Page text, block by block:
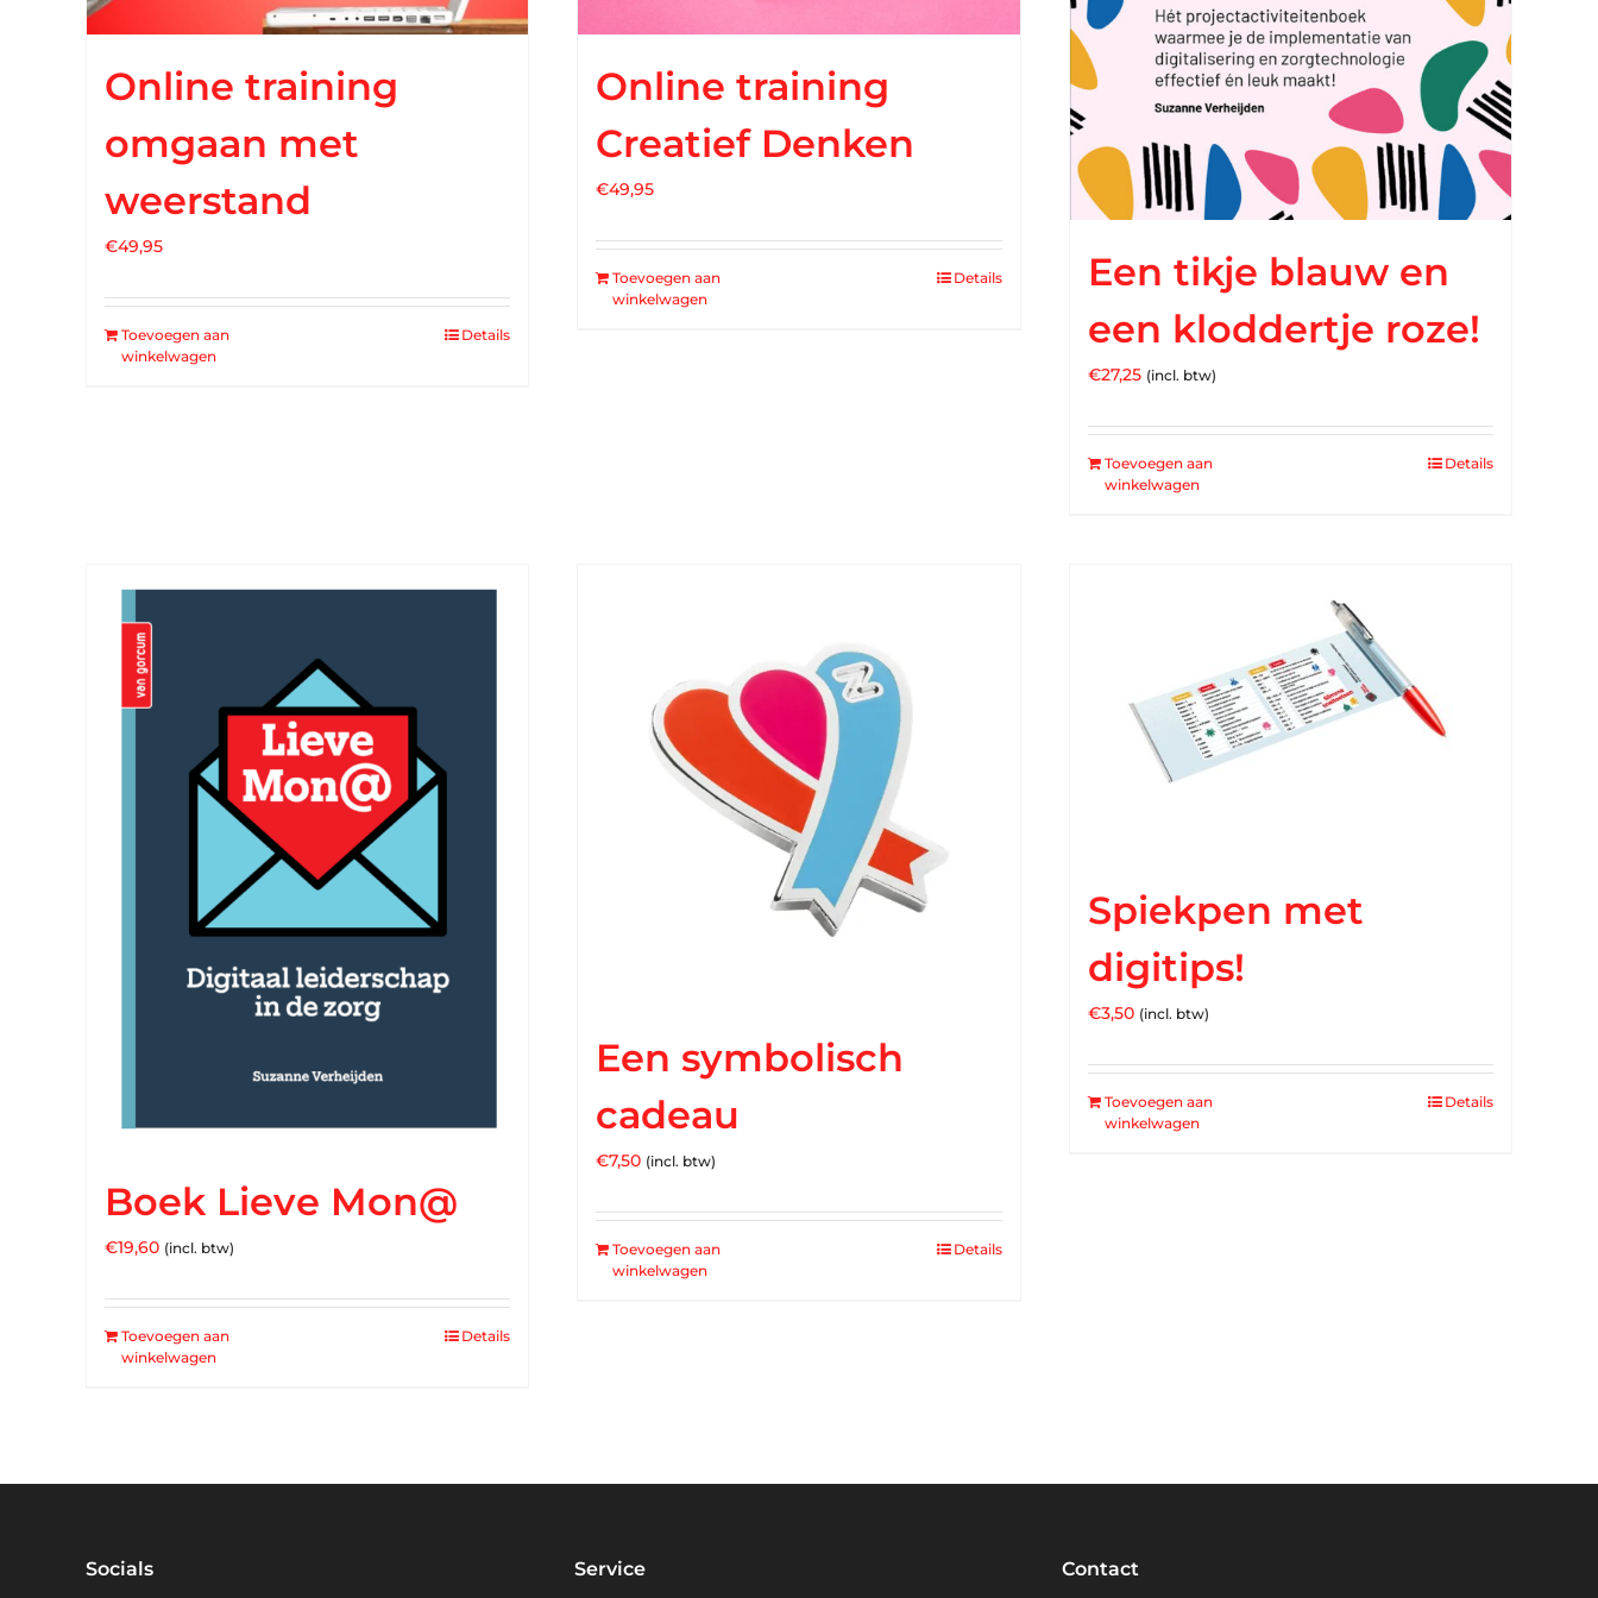
Online training
omgaan met
weerstand
€49,95
Toevoegen aan
winkelwagen
Details
Online training
Creatief Denken
€49,95
Toevoegen aan
winkelwagen
Details
Een tikje blauw en
een kloddertje roze!
€27,25 (incl. btw)
Toevoegen aan
winkelwagen
Details
Boek Lieve Mon@
€19,60 (incl. btw)
Toevoegen aan
winkelwagen
Details
Een symbolisch
cadeau
€7,50 (incl. btw)
Toevoegen aan
winkelwagen
Details
Spiekpen met
digitips!
€3,50 (incl. btw)
Toevoegen aan
winkelwagen
Details
Socials Service Contact